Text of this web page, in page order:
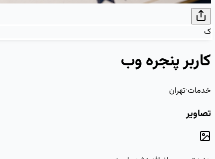
ک
کاربر پنجره وب
خدمات·تهران
تصاویر